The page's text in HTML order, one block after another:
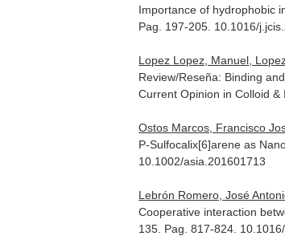
Importance of hydrophobic
Pag. 197-205. 10.1016/
Lopez Lopez, Manuel,
Review/Reseña: Binding
Current Opinion in Colloid &
Ostos Marcos, Francisco
P-Sulfocalix[6]arene as
10.1002/asia.201601713
Lebrón Romero, José
Cooperative interaction
135. Pag. 817-824.